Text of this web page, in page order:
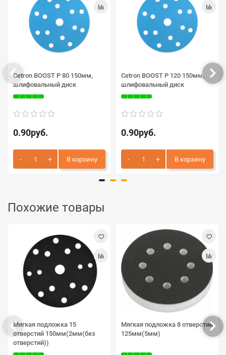
Cetron BOOST P 80 150мм,
шлифовальный диск
0.90руб.
В корзину
Cetron BOOST P 120 150мм,
шлифовальный диск
0.90руб.
В корзину
Похожие товары
Мягкая подложка 15
отверстий 150мм(2мм(без
отверстий))
Мягкая подложка 8 отверстий
125мм(5мм)